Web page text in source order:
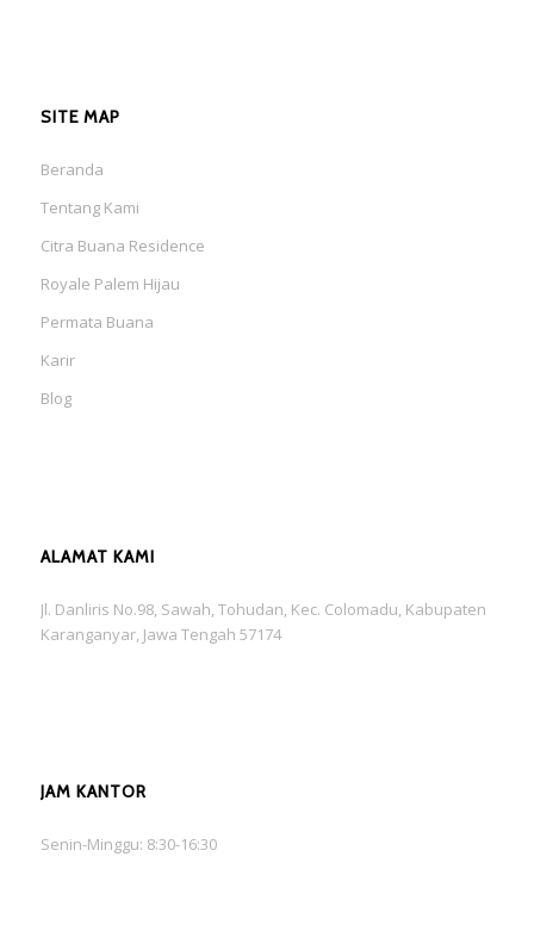
SITE MAP
Beranda
Tentang Kami
Citra Buana Residence
Royale Palem Hijau
Permata Buana
Karir
Blog
ALAMAT KAMI
Jl. Danliris No.98, Sawah, Tohudan, Kec. Colomadu, Kabupaten
Karanganyar, Jawa Tengah 57174
JAM KANTOR
Senin-Minggu: 8:30-16:30